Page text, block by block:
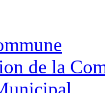
de la